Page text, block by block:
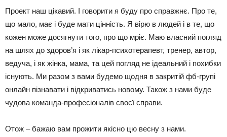
Проект наш цікавий. І говорити я буду про справжнє. Про те,
що мало, має і буде мати цінність. Я вірю в людей і в те, що
кожен може досягнути того, про що мріє. Маю власний погляд
на шлях до здоров’я і як лікар-психотерапевт, тренер, автор,
ведуча, і як жінка, мама, та цей погляд не ідеальний і похибки
існують. Ми разом з вами будемо щодня в закритій фб-групі
онлайн пізнавати і відкриватись новому. Також з нами буде
чудова команда-професіоналів своєї справи.
Отож – бажаю вам прожити якісно цю весну з нами.